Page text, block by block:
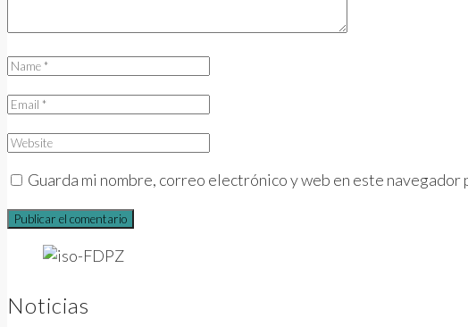
Guarda mi nombre, correo electrónico y web en este navegador
Noticias